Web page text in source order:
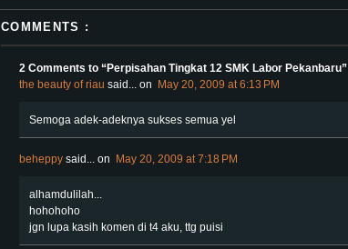
COMMENTS :
2 Comments to “Perpisahan Tingkat 12 SMK Labor Pekanbaru”
the beauty of riau said... on May 20, 2009 at 6:13 PM
Semoga adek-adeknya sukses semua yel
beheppy said... on May 20, 2009 at 7:18 PM
alhamdulilah...
hohohoho
jgn lupa kasih komen di t4 aku, ttg puisi